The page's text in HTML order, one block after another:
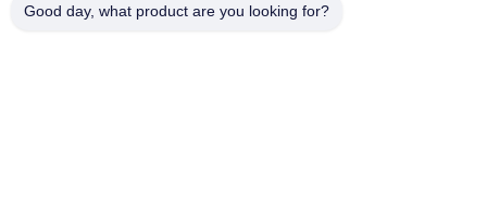
Good day, what product are you looking for?